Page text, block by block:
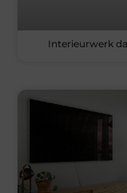
Interieurwerk